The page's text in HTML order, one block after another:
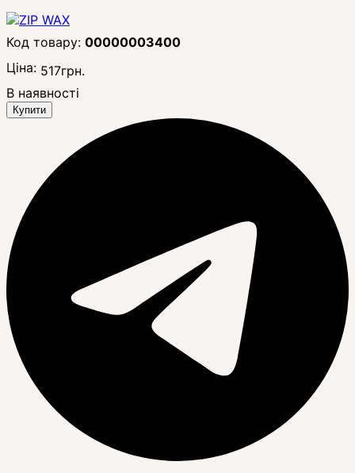
00000003400
Ціна: 517грн.
В наявності
Купити